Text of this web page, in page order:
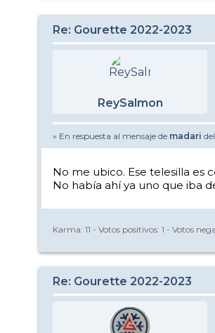
Re: Gourette 2022-2023
ReySalmon
» En respuesta al mensaje de madari
No me ubico. Ese telesilla es
No había ahí ya uno que iba
Karma: 11 - Votos positivos: 1 - Votos
Re: Gourette 2022-2023